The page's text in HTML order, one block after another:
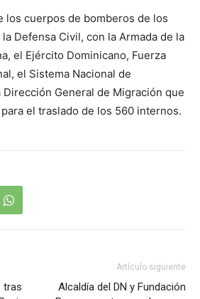
los cuerpos de bomberos de los
Defensa Civil, con la Armada de la
el Ejército Dominicano, Fuerza
el Sistema Nacional de
Dirección General de Migración que
el traslado de los 560 internos.
tras
Artículo siguiente
Alcaldía del DN y Fundación